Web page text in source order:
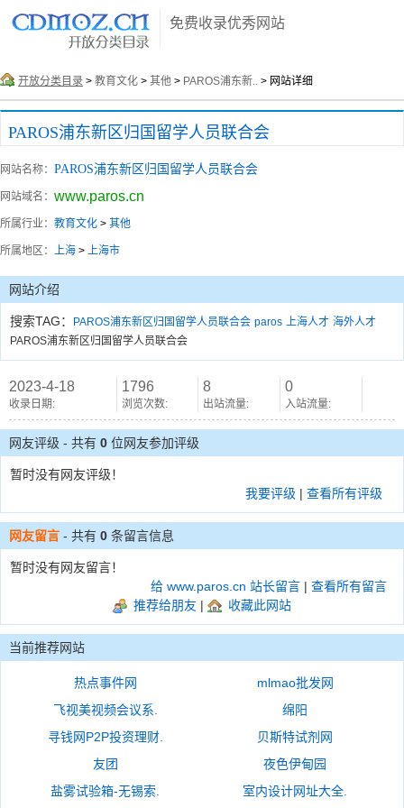
免费收录优秀网站
开放分类目录 > 教育文化 > 其他 > PAROS浦东新.. > 网站详细
PAROS浦东新区归国留学人员联合会
网站名称： PAROS浦东新区归国留学人员联合会
网站域名： www.paros.cn
所属行业： 教育文化 > 其他
所属地区： 上海 > 上海市
网站介绍
搜索TAG： PAROS浦东新区归国留学人员联合会 paros 上海人才 海外人才
PAROS浦东新区归国留学人员联合会
2023-4-18
收录日期:
1796
浏览次数:
8
出站流量:
0
入站流量:
网友评级 - 共有 0 位网友参加评级
暂时没有网友评级！
我要评级 | 查看所有评级
网友留言 - 共有 0 条留言信息
暂时没有网友留言！
给 www.paros.cn 站长留言 | 查看所有留言
推荐给朋友 | 收藏此网站
当前推荐网站
热点事件网
mlmao批发网
飞视美视频会议系.
绵阳
寻钱网P2P投资理财.
贝斯特试剂网
友团
夜色伊甸园
盐雾试验箱-无锡索.
室内设计网址大全.